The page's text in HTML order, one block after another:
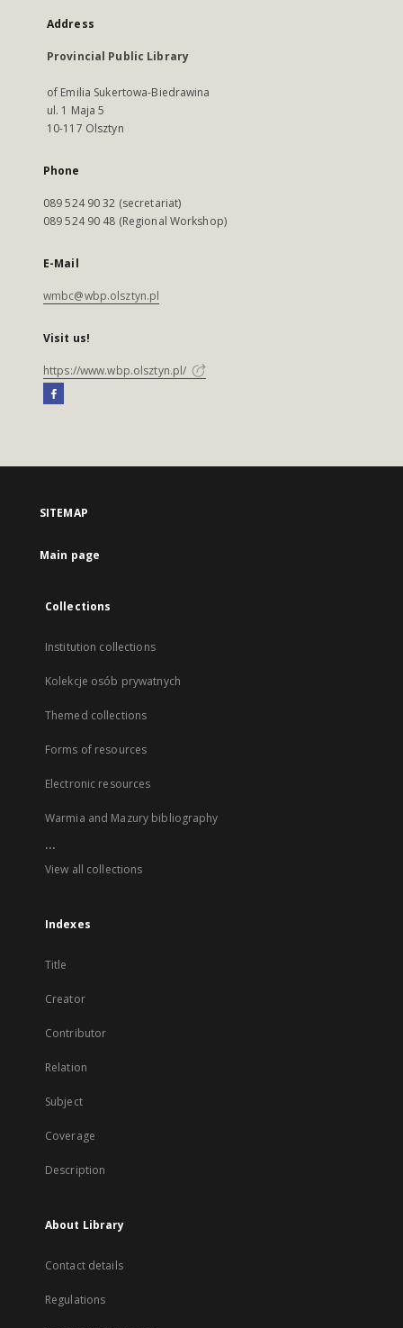
Address
Provincial Public Library
of Emilia Sukertowa-Biedrawina
ul. 1 Maja 5
10-117 Olsztyn
Phone
089 524 90 32 (secretariat)
089 524 90 48 (Regional Workshop)
E-Mail
wmbc@wbp.olsztyn.pl
Visit us!
https://www.wbp.olsztyn.pl/
SITEMAP
Main page
Collections
Institution collections
Kolekcje osób prywatnych
Themed collections
Forms of resources
Electronic resources
Warmia and Mazury bibliography
...
View all collections
Indexes
Title
Creator
Contributor
Relation
Subject
Coverage
Description
About Library
Contact details
Regulations